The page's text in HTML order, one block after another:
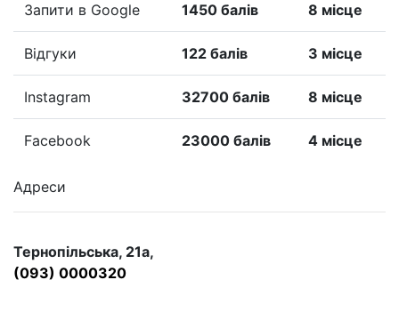
Запити в Google 1450 балів 8 місце
Відгуки 122 балів 3 місце
Instagram 32700 балів 8 місце
Facebook 23000 балів 4 місце
Адреси
Тернопільська, 21а,
(093) 0000320